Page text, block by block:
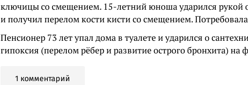
ключицы со смещением. 15-летний юноша ударился рукой
и получил перелом кости кисти со смещением.
Пенсионер 73 лет упал дома в туалете и ударился о
гипоксия (перелом рёбер и развитие острого бронхита) на
1 комментарий